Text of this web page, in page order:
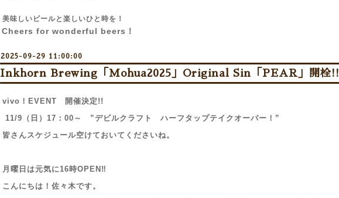
美味しいビールと楽しいひと時を！
Cheers for wonderful beers！
2025-09-29 11:00:00
Inkhorn Brewing「Mohua2025」Original Sin「PEAR」開栓!!
vivo！EVENT 開催決定!!
11/9（日）17：00～ ”デビルクラフト ハーフタップテイクオーバー！”
皆さんスケジュール空けておいてくださいね。
月曜日は元気に16時OPEN‼
こんにちは！佐々木です。